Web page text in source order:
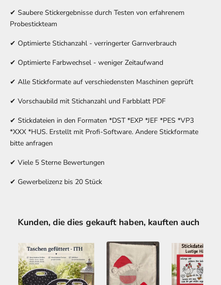
✔ Saubere Stickergebnisse durch Testen von erfahrenem
Probestickteam
✔ Optimierte Stichanzahl - verringerter Garnverbrauch
✔ Optimierte Farbwechsel - weniger Zeitaufwand
✔ Alle Stickformate auf verschiedensten Maschinen geprüft
✔ Vorschaubild mit Stichanzahl und Farbblatt PDF
✔ Stickdateien in den Formaten *DST *EXP *JEF *PES *VP3
*XXX *HUS. Erstellt mit Profi-Software. Andere Stickformate
bitte anfragen
✔ Viele 5 Sterne Bewertungen
✔ Gewerbelizenz bis 20 Stück
Kunden, die dies gekauft haben, kauften auch